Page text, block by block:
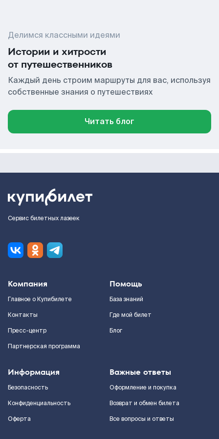
Делимся классными идеями
Истории и хитрости
от путешественников
Каждый день строим маршруты для вас, используя
собственные знания о путешествиях
Читать блог
Сервис билетных лазеек
Компания
Главное о Купибилете
Контакты
Пресс-центр
Партнерская программа
Помощь
База знаний
Где мой билет
Блог
Информация
Безопасность
Конфиденциальность
Оферта
Важные ответы
Оформление и покупка
Возврат и обмен билета
Все вопросы и ответы